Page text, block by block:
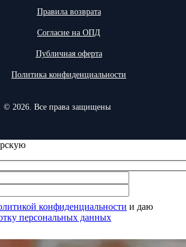
Правила возврата
Согласие на ОПД
Публичная оферта
Политика конфиденциальности
© 2026. Все права защищены
конфиденциальности и даю
персональных данных